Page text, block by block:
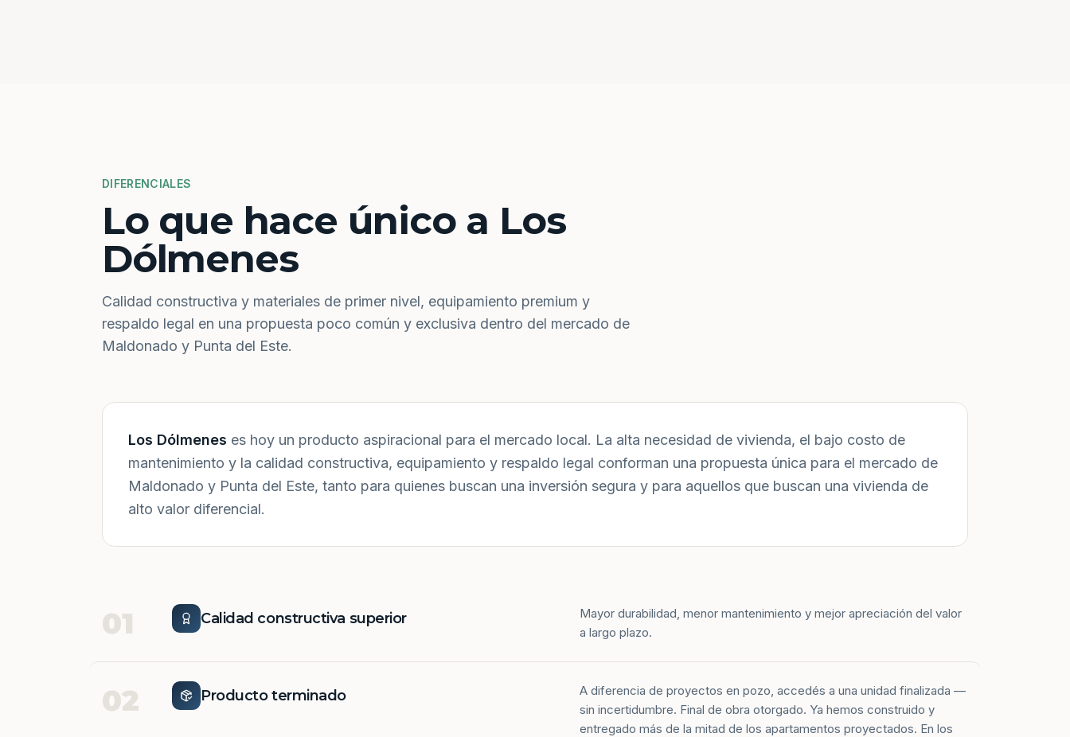
DIFERENCIALES
Lo que hace único a Los
Dólmenes
Calidad constructiva y materiales de primer nivel, equipamiento premium y
respaldo legal en una propuesta poco común y exclusiva dentro del mercado de
Maldonado y Punta del Este.
Los Dólmenes es hoy un producto aspiracional para el mercado local. La alta necesidad de vivienda, el bajo costo de
mantenimiento y la calidad constructiva, equipamiento y respaldo legal conforman una propuesta única para el mercado de
Maldonado y Punta del Este, tanto para quienes buscan una inversión segura y para aquellos que buscan una vivienda de
alto valor diferencial.
01 Calidad constructiva superior
Mayor durabilidad, menor mantenimiento y mejor apreciación del valor
a largo plazo.
02 Producto terminado
A diferencia de proyectos en pozo, accedés a una unidad finalizada —
sin incertidumbre. Final de obra otorgado. Ya hemos construido y
entregado más de la mitad de los apartamentos proyectados. En los